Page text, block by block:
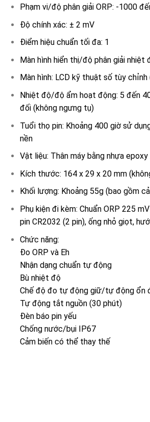
Phạm vi/độ phân giải ORP: -1000
Độ chính xác: ± 2 mV
Điểm hiệu chuẩn tối đa: 1
Màn hình hiển thị/độ phân giải nhiệt
Màn hình: LCD kỹ thuật số tùy
Nhiệt độ/độ ẩm hoạt động: 5 đến
đối (không ngưng tụ)
Tuổi thọ pin: Khoảng 400 giờ sử
nền
Vật liệu: Thân máy bằng nhựa
Kích thước: 164 x 29 x 20 mm
Khối lượng: Khoảng 55g (bao gồm
Phụ kiện đi kèm: Chuẩn ORP 225
pin CR2032 (2 pin), ống nhỏ giọt,
Chức năng:
Đo ORP và Eh
Nhận dạng chuẩn tự động
Bù nhiệt độ
Chế độ đo tự động giữ/tự động ổn
Tự động tắt nguồn (30 phút)
Đèn báo pin yếu
Chống nước/bụi IP67
Cảm biến có thể thay thế